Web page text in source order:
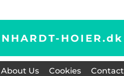
HOIER.dk
About Us Cookies Contact